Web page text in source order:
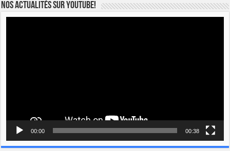
Nos actualités sur YOUTUBE!
00:00 00:38